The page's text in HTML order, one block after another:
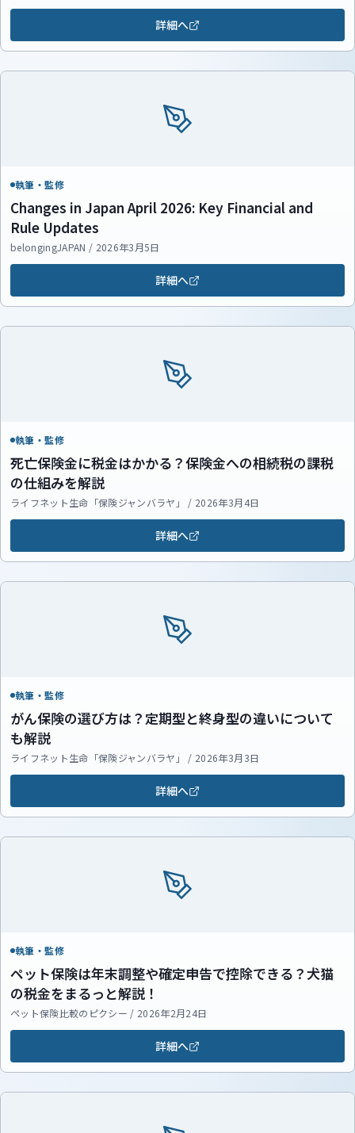
詳細へ
執筆・監修
Changes in Japan April 2026: Key Financial and
Rule Updates
belongingJAPAN / 2026年3月5日
詳細へ
執筆・監修
死亡保険金に税金はかかる？保険金への相続税の課税
の仕組みを解説
ライフネット生命「保険ジャンバラヤ」 / 2026年3月4日
詳細へ
執筆・監修
がん保険の選び方は？定期型と終身型の違いについて
も解説
ライフネット生命「保険ジャンバラヤ」 / 2026年3月3日
詳細へ
執筆・監修
ペット保険は年末調整や確定申告で控除できる？犬猫
の税金をまるっと解説！
ペット保険比較のピクシー / 2026年2月24日
詳細へ